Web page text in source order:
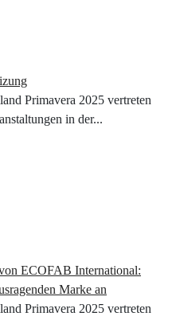
Primavera 2025 vertreten
in der...
ECOFAB International:
Marke an
Primavera 2025 vertreten